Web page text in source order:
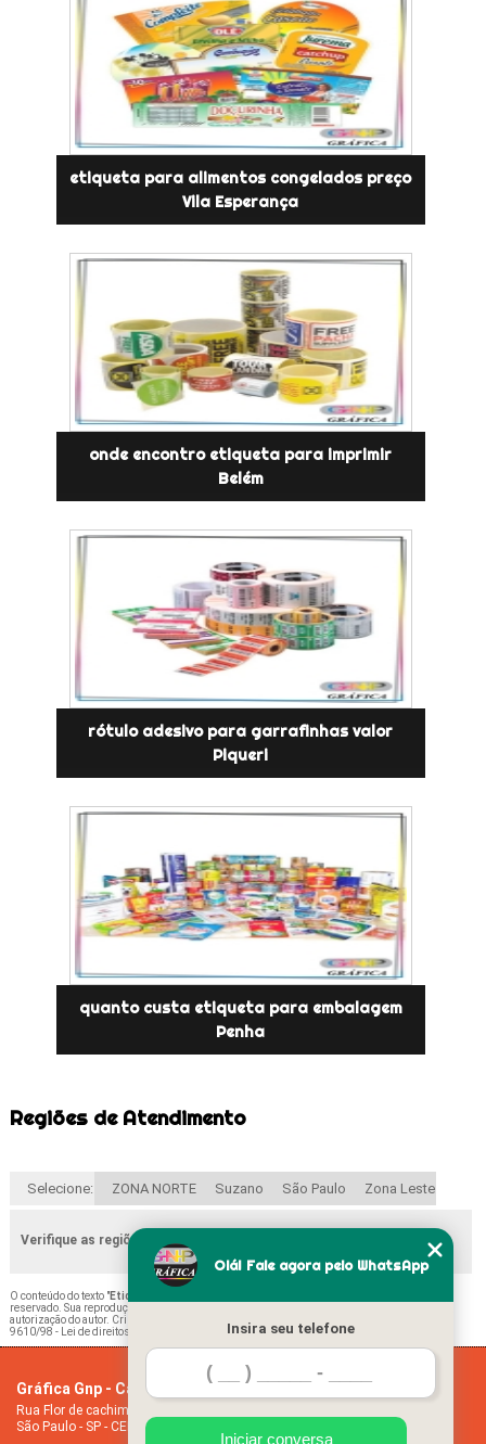
etiqueta para alimentos congelados preço
Vila Esperança
onde encontro etiqueta para imprimir
Belém
rótulo adesivo para garrafinhas valor
Piqueri
quanto custa etiqueta para embalagem
Penha
Regiões de Atendimento
Selecione: ZONA NORTE Suzano São Paulo Zona Leste
Verifique as regiões que atendemos
O conteúdo do texto "Etiqueta para Alimentos Valor Ermelino Matarazzo
reservado. Sua reprodução, parcial ou total, mesmo citando nossos links, é proibida sem a
autorização do autor. Crime de violação de direito autoral – artigo 184 do Código Penal –
9610/98 - Lei de direitos autorais
Gráfica Gnp - Cartão de visita
Rua Flor de cachimbo, 274 - Jardim Santana
São Paulo - SP - CEP: 08050-040
Empresa
Missão
Olá! Fale agora pelo WhatsApp
Insira seu telefone
Iniciar conversa